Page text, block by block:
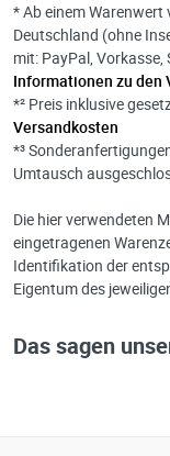
* Ab einem
Deutschland (ohne
mit: PayPal,
Informationen zu den
*² Preis inklusive
Versandkosten
*³
Umtausch
Die hier verwendeten
eingetragenen
Identifikation der
Eigentum des
Das sagen